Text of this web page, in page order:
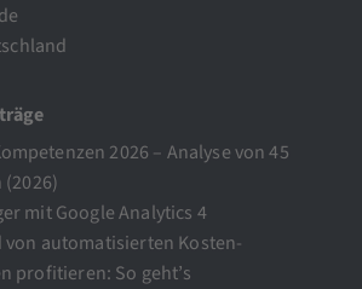
2026 – Analyse von 45
mit Google Analytics 4
automatisierten Kosten-
profitieren: So geht’s